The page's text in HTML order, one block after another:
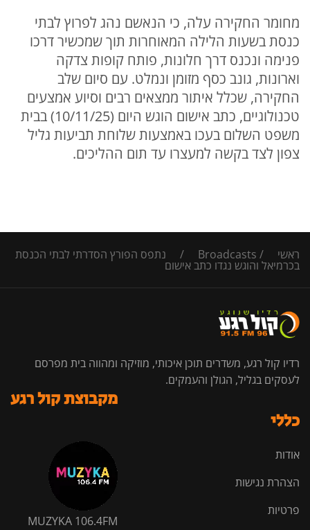
מחומר החקירה עלה, כי הנאשם נהג לפרוץ לבתי
כנסת בשעות הלילה המאוחרות תוך שמכשיר דרכו
פנימה ונכנס דרך חלונות, פותח קופות צדקה
וארונות, גונב כסף מזומן ונמלט. עם סיום שלב
החקירה, שכלל איתור ממצאים רבים וסיוע אמצעים
טכנולוגיים, כתב אישום הוגש היום (10/11/25) בבית
משפט השלום בעכו באמצעות שלוחת תביעות גליל
צפון לצד בקשה למעצרו עד תום ההליכים.
ראשי /
Broadcasts
/ נתפס הפורץ הסדרתי לבתי הכנסת
בכרמיאל והוגש נגדו כתב אישום
רדיו קול רגע, משדרים תוכן איכותי, מוזיקה ומהווה בית מפרסם
לעסקים בגליל, הגולן והעמקים.
כללי
אודות
הצהרת נגישות
פרטיות
מקבוצת קול רגע
MUZYKA 106.4FM